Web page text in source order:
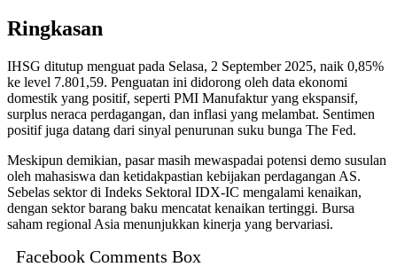
Ringkasan
IHSG ditutup menguat pada Selasa, 2 September 2025, naik 0,85%
ke level 7.801,59. Penguatan ini didorong oleh data ekonomi
domestik yang positif, seperti PMI Manufaktur yang ekspansif,
surplus neraca perdagangan, dan inflasi yang melambat. Sentimen
positif juga datang dari sinyal penurunan suku bunga The Fed.
Meskipun demikian, pasar masih mewaspadai potensi demo susulan
oleh mahasiswa dan ketidakpastian kebijakan perdagangan AS.
Sebelas sektor di Indeks Sektoral IDX-IC mengalami kenaikan,
dengan sektor barang baku mencatat kenaikan tertinggi. Bursa
saham regional Asia menunjukkan kinerja yang bervariasi.
Facebook Comments Box